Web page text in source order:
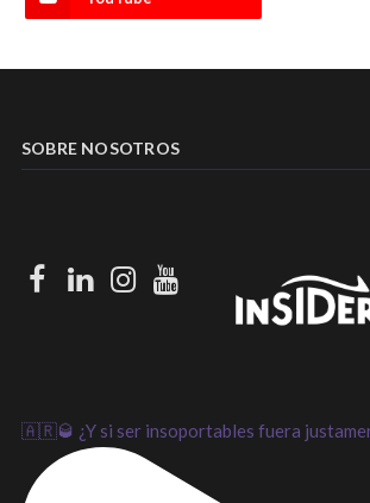
SOBRE NOSOTROS
Facebook
LinkedInInstagram
Youtube
🇦🇷🥃 ¿Y si ser insoportables fuera